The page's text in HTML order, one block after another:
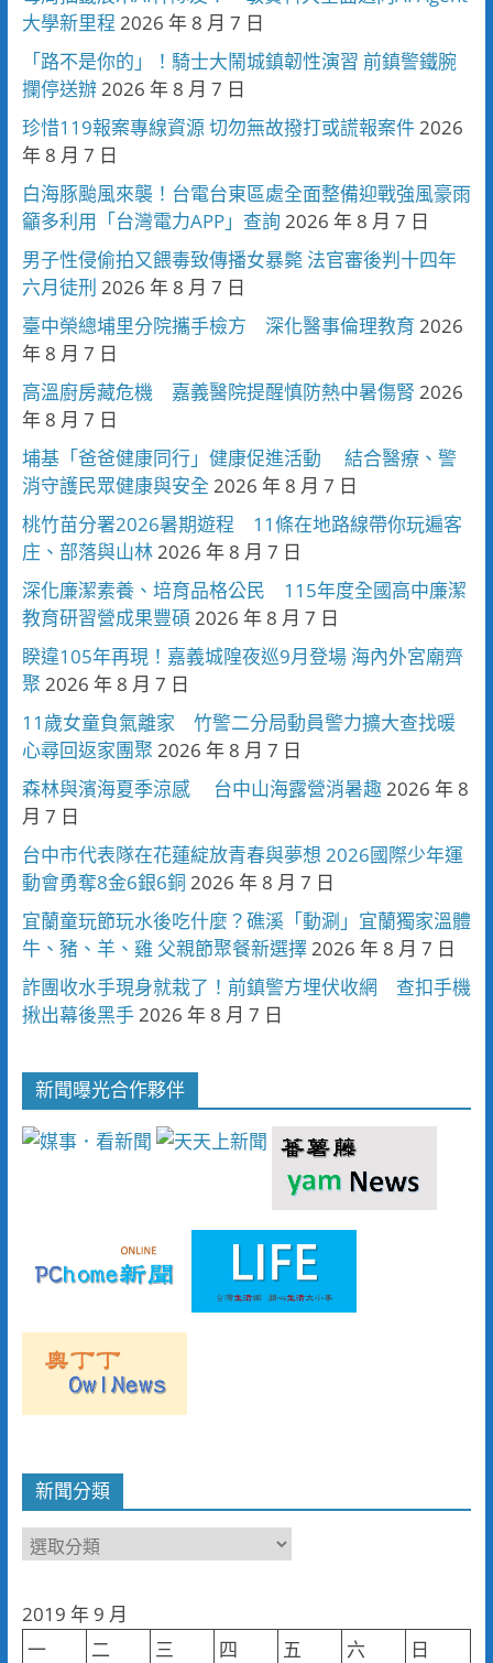
大學新里程 2026 年 8 月 7 日
「路不是你的」！騎士大鬧城鎮韌性演習 前鎮警鐵腕
攔停送辦2026 年 8 月 7 日
珍惜119報案專線資源 切勿無故撥打或謊報案件2026
年 8 月 7 日
白海豚颱風來襲！台電台東區處全面整備迎戰強風豪雨
籲多利用「台灣電力APP」查詢 2026 年 8 月 7 日
男子性侵偷拍又餵毒致傳播女暴斃 法官審後判十四年
六月徒刑 2026 年 8 月 7 日
臺中榮總埔里分院攜手檢方 深化醫事倫理教育 2026
年 8 月 7 日
高溫廚房藏危機 嘉義醫院提醒慎防熱中暑傷腎 2026
年 8 月 7 日
埔基「爸爸健康同行」健康促進活動 結合醫療、警
消守護民眾健康與安全 2026 年 8 月 7 日
桃竹苗分署2026暑期遊程 11條在地路線帶你玩遍客
庄、部落與山林2026 年 8 月 7 日
深化廉潔素養、培育品格公民 115年度全國高中廉潔
教育研習營成果豐碩 2026 年 8 月 7 日
睽違105年再現！嘉義城隍夜巡9月登場 海內外宮廟齊
聚 2026 年 8 月 7 日
11歲女童負氣離家 竹警二分局動員警力擴大查找暖
心尋回返家團聚 2026 年 8 月 7 日
森林與濱海夏季涼感 台中山海露營消暑趣2026 年 8
月 7 日
台中市代表隊在花蓮綻放青春與夢想 2026國際少年運
動會勇奪8金6銀6銅 2026 年 8 月 7 日
宜蘭童玩節玩水後吃什麼？礁溪「動涮」宜蘭獨家溫體
牛、豬、羊、雞 父親節聚餐新選擇2026 年 8 月 7 日
詐團收水手現身就栽了！前鎮警方埋伏收網 查扣手機
揪出幕後黑手2026 年 8 月 7 日
新聞曝光合作夥伴
新聞分類
新
類
2019 年 9 月
一
二 三 四 五 六
日